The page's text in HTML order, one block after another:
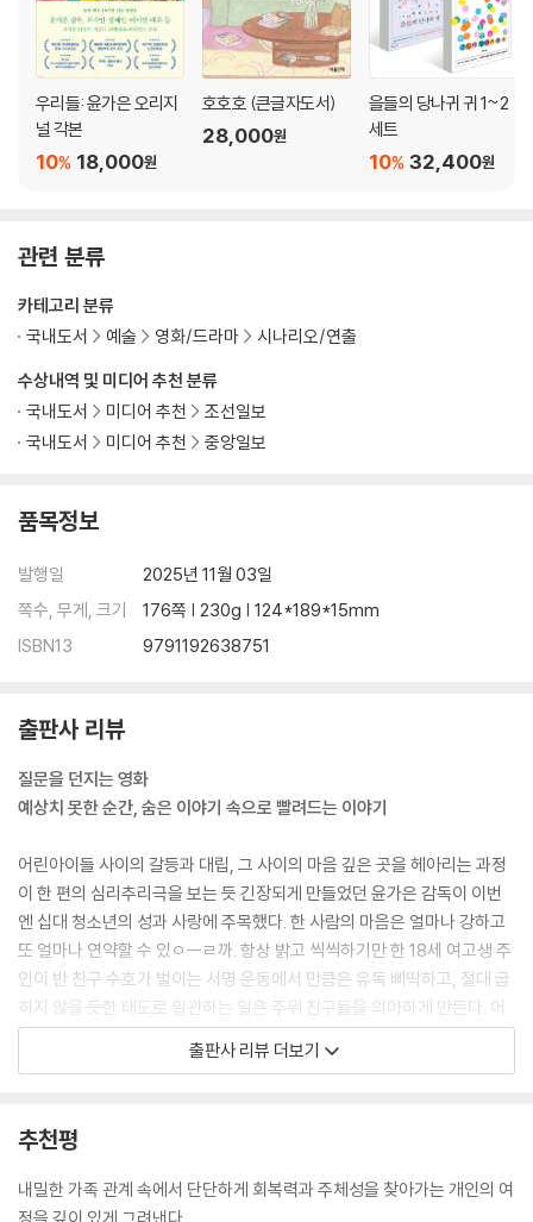
우리들: 윤가은 오리지
널 각본
18,000원
10%
호호호 (큰글자도서)
28,000원
을들의 당나귀 귀 1~2
세트
32,400원
10%
관련 분류
수상내역 및 미디어 추천 분류
국내도서
미디어 추천
조선일보
국내도서
미디어 추천 중앙일보
카테고리 분류
국내도서
예술 영화/드라마 시나리오/연출
품목정보
발행일
2025년 11월 03일
쪽수, 무게, 크기
176쪽 | 230g | 124*189*15mm
ISBN13
9791192638751
출판사 리뷰
질문을 던지는 영화
예상치 못한 순간, 숨은 이야기 속으로 빨려드는 이야기
어린아이들 사이의 갈등과 대립, 그 사이의 마음 깊은 곳을 헤아리는 과정
이 한 편의 심리추리극을 보는 듯 긴장되게 만들었던 윤가은 감독이 이번
엔 십대 청소년의 성과 사랑에 주목했다. 한 사람의 마음은 얼마나 강하고
또 얼마나 연약할 수 있ㅇㅡㄹ까. 항상 밝고 씩씩하기만 한 18세 여고생 주
인이 반 친구 수호가 벌이는 서명 운동에서 만큼은 유독 삐딱하고, 절대 굽
히지 않을 듯한 태도로 일관하는 일은 주위 친구들을 의아하게 만든다. 어
떤 이유에서일까. 영화가 품은 비밀은 아직 알 수가 없다. 게다가 한 층위를
더해 주인의 이러한 행동을 비난하는 발신자를 알 수 없는 쪽지가 계속해
으로 인해 주인이 그토록 민감하게 불응했던, 결코 동의할 수 없던 서명 운
동 속 문장은 의문의 대상에서 비로소 이해받기 충분한 대상으로 그려지는
듯하지만 그 이해는 그렇게 쉽게 가능한 일이 아니었다. 타인을 피해자로
출판사 리뷰 더보기
추천평
내밀한 가족 관계 속에서 단단하게 회복력과 주체성을 찾아가는 개인의 여